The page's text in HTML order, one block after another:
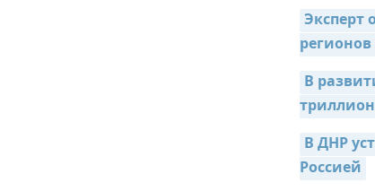
Эксперт
В
В ДНР
Россией